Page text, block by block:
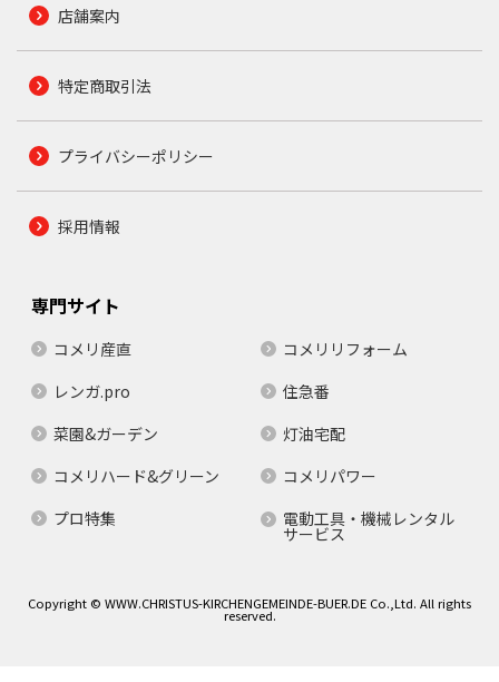
店舗案内
特定商取引法
プライバシーポリシー
採用情報
専門サイト
コメリ産直
コメリリフォーム
レンガ.pro
住急番
菜園&ガーデン
灯油宅配
コメリハード&グリーン
コメリパワー
プロ特集
電動工具・機械レンタル
サービス
Copyright © WWW.CHRISTUS-KIRCHENGEMEINDE-BUER.DE Co.,Ltd. All rights
reserved.